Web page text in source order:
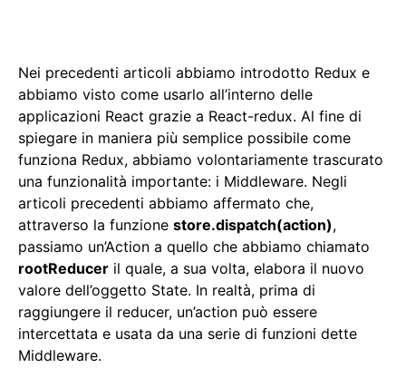
Nei precedenti articoli abbiamo introdotto Redux e
abbiamo visto come usarlo all’interno delle
applicazioni React grazie a React-redux. Al fine di
spiegare in maniera più semplice possibile come
funziona Redux, abbiamo volontariamente trascurato
una funzionalità importante: i Middleware. Negli
articoli precedenti abbiamo affermato che,
attraverso la funzione store.dispatch(action),
passiamo un’Action a quello che abbiamo chiamato
rootReducer il quale, a sua volta, elabora il nuovo
valore dell’oggetto State. In realtà, prima di
raggiungere il reducer, un’action può essere
intercettata e usata da una serie di funzioni dette
Middleware.